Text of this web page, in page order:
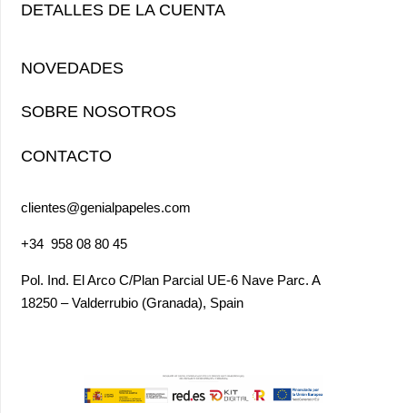
DETALLES DE LA CUENTA
NOVEDADES
SOBRE NOSOTROS
CONTACTO
clientes@genialpapeles.com
+34 958 08 80 45
Pol. Ind. El Arco C/Plan Parcial UE-6 Nave Parc. A
18250 – Valderrubio (Granada), Spain